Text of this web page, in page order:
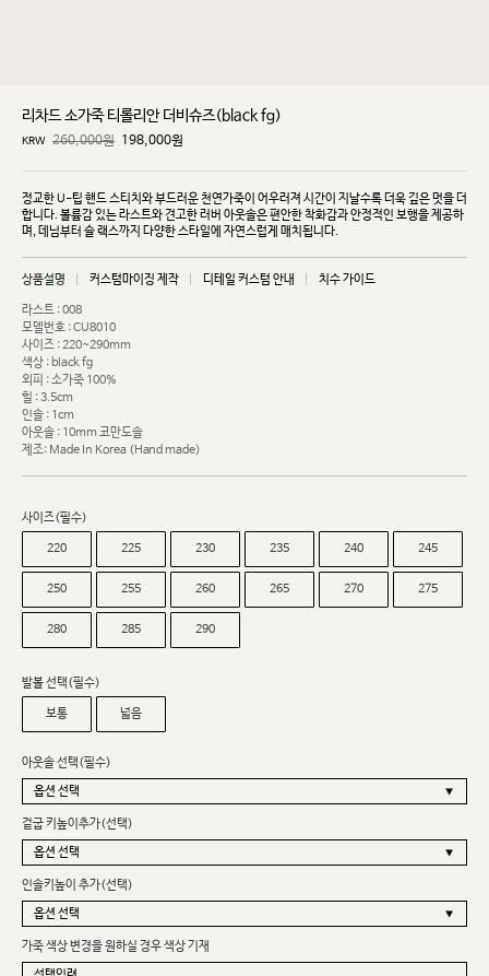
리차드 소가죽 티롤리안 더비슈즈(black fg)
KRW 260,000원 198,000원
정교한 U-팁 핸드 스티치와 부드러운 천연가죽이 어우러져 시간이 지날수록 더욱 깊은 멋을 더
합니다. 볼륨감 있는 라스트와 견고한 러버 아웃솔은 편안한 착화감과 안정적인 보행을 제공하
며, 데님부터 슬랙스까지 다양한 스타일에 자연스럽게 매치됩니다.
상품설명 커스텀마이징 제작 디테일 커스텀 안내 치수 가이드
라스트 : 008
모델번호 : CU8010
사이즈 : 220~290mm
색상 : black fg
외피 : 소가죽 100%
힐 : 3.5cm
인솔 : 1cm
아웃솔 : 10mm 코만도솔
제조: Made In Korea (Hand made)
사이즈(필수)
220 225 230 235 240 245
250 255 260 265 270 275
280 285 290
발볼 선택(필수)
보통 넓음
아웃솔 선택(필수)
겉굽 키높이추가(선택)
인솔키높이 추가(선택)
가죽 색상 변경을 원하실 경우 색상 기재